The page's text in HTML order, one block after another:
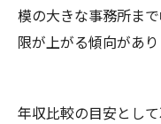
模の大きな事務所ま
限が上がる傾向があり
年収比較の目安とし